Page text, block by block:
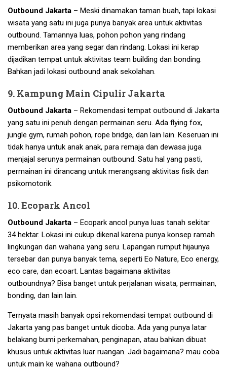
Outbound Jakarta – Meski dinamakan taman buah, tapi lokasi
wisata yang satu ini juga punya banyak area untuk aktivitas
outbound. Tamannya luas, pohon pohon yang rindang
memberikan area yang segar dan rindang. Lokasi ini kerap
dijadikan tempat untuk aktivitas team building dan bonding.
Bahkan jadi lokasi outbound anak sekolahan.
9. Kampung Main Cipulir Jakarta
Outbound Jakarta – Rekomendasi tempat outbound di Jakarta
yang satu ini penuh dengan permainan seru. Ada flying fox,
jungle gym, rumah pohon, rope bridge, dan lain lain. Keseruan ini
tidak hanya untuk anak anak, para remaja dan dewasa juga
menjajal serunya permainan outbound. Satu hal yang pasti,
permainan ini dirancang untuk merangsang aktivitas fisik dan
psikomotorik.
10. Ecopark Ancol
Outbound Jakarta – Ecopark ancol punya luas tanah sekitar
34 hektar. Lokasi ini cukup dikenal karena punya konsep ramah
lingkungan dan wahana yang seru. Lapangan rumput hijaunya
tersebar dan punya banyak tema, seperti Eo Nature, Eco energy,
eco care, dan ecoart. Lantas bagaimana aktivitas
outboundnya? Bisa banget untuk perjalanan wisata, permainan,
bonding, dan lain lain.
Ternyata masih banyak opsi rekomendasi tempat outbound di
Jakarta yang pas banget untuk dicoba. Ada yang punya latar
belakang bumi perkemahan, penginapan, atau bahkan dibuat
khusus untuk aktivitas luar ruangan. Jadi bagaimana? mau coba
untuk main ke wahana outbound?